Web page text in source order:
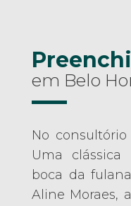
em Belo
No
Uma
boca da
Aline Moraes,